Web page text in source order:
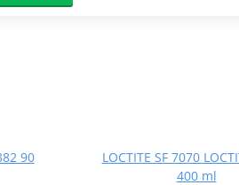
90
LOCTITE SF 7070
400 ml